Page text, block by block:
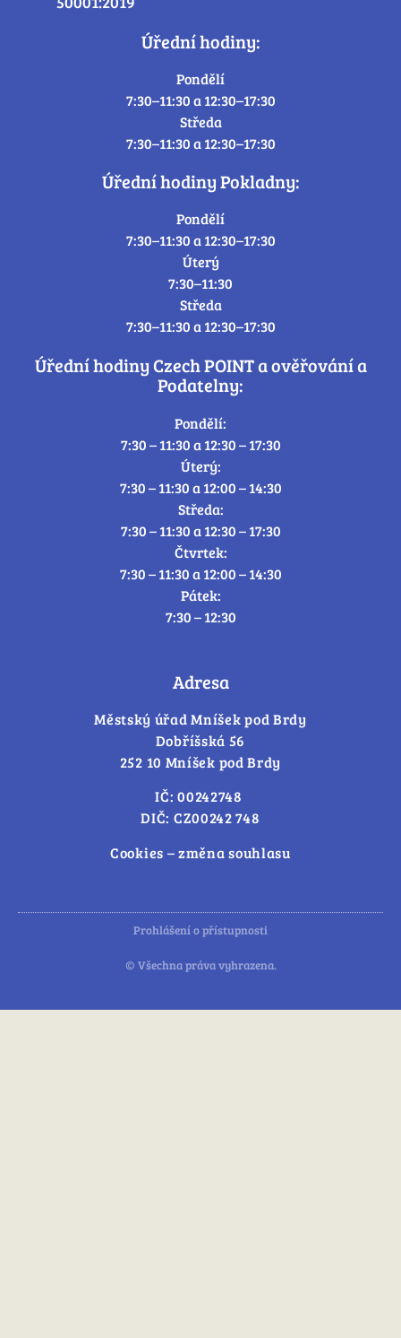
Úřední hodiny:
Pondělí
7:30–11:30 a 12:30–17:30
Středa
7:30–11:30 a 12:30–17:30
Úřední hodiny Pokladny:
Pondělí
7:30–11:30 a 12:30–17:30
Úterý
7:30–11:30
Středa
7:30–11:30 a 12:30–17:30
Úřední hodiny Czech POINT a ověřování a
Podatelny:
Pondělí:
7:30 – 11:30 a 12:30 – 17:30
Úterý:
7:30 – 11:30 a 12:00 – 14:30
Středa:
7:30 – 11:30 a 12:30 – 17:30
Čtvrtek:
7:30 – 11:30 a 12:00 – 14:30
Pátek:
7:30 – 12:30
Adresa
Městský úřad Mníšek pod Brdy
Dobříšská 56
252 10 Mníšek pod Brdy
IČ: 00242748
DIČ: CZ00242 748
Cookies – změna souhlasu
Prohlášení o přístupnosti
© Všechna práva vyhrazena.